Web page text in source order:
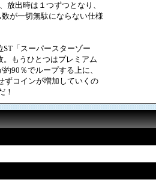
放出時は１つずつとなり、
が一切無駄にならない仕様
「スーパースターゾー
もうひとつはプレミアム
90％でループする上に、
ずコインが増加していくの
！